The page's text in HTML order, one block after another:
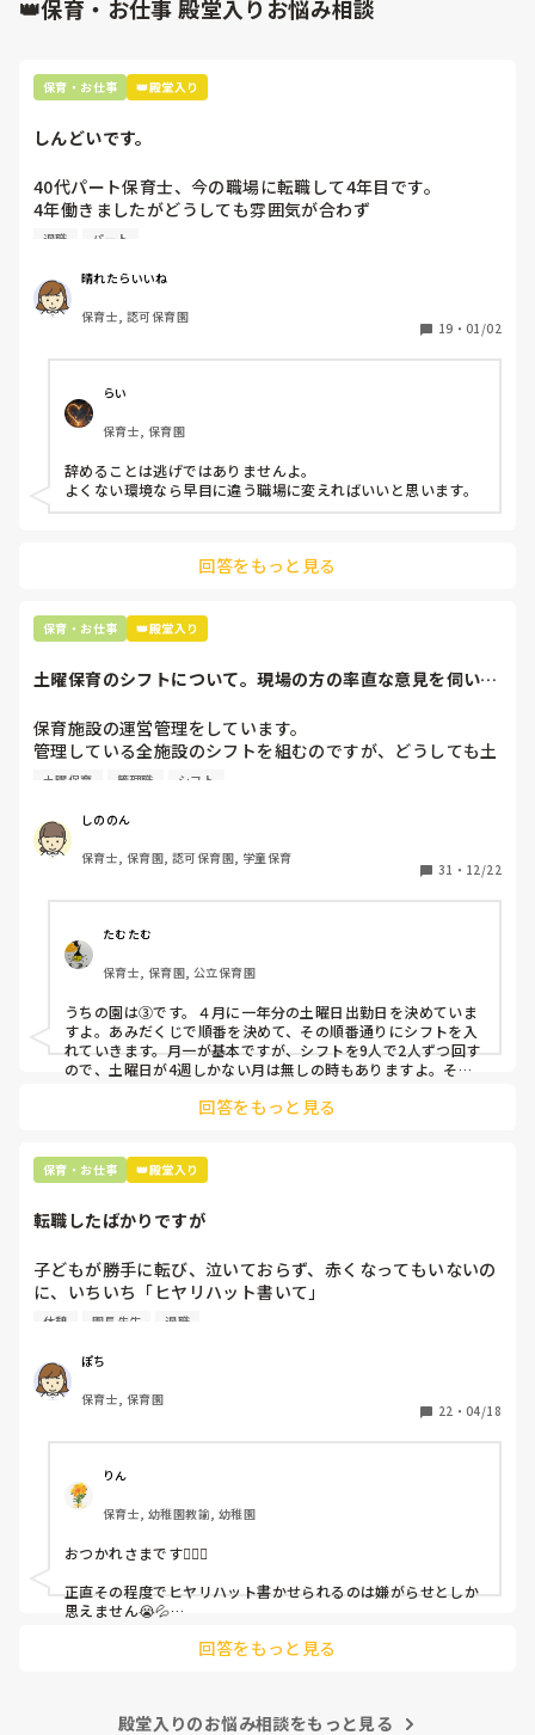
👑保育・お仕事 殿堂入りお悩み相談
保育・お仕事 👑殿堂入り
しんどいです。
40代パート保育士、今の職場に転職して4年目です。
4年働きましたがどうしても雰囲気が合わず
退職しようと思っています。
周りの職員は、勤続10年以上から何十年という先生がほとん
どです。
保護者子どもの愚痴悪口が多く、
今で言う不適切保育も
仕方ないよね
もう何も言わずに
子どもの言いなりになればいいんだね
などいう意見で…
上の先生に相談することは難しそうです。
最後の職場にしようと思っていましたが
辞めることは逃げ、と、過去辞めた人も何年も言われ続けて
います
退職 パート
晴れたらいいね
保育士, 認可保育園
19 ・ 01/02
らい
保育士, 保育園
辞めることは逃げではありませんよ。
よくない環境なら早目に違う職場に変えればいいと思います。
回答をもっと見る
保育・お仕事 👑殿堂入り
土曜保育のシフトについて。現場の方の率直な意見を伺いた
保育施設の運営管理をしています。
管理している全施設のシフトを組むのですが、どうしても土
曜保育だけは入れる方が少なく、いつも苦労しています。
て入職しているはずですが、いざ勤務が始まると一日も土曜
出勤が出来ない方ばかりです。
①土曜日の希望休は2日まで、と制限をかける
②毎月、必ず土曜保育に入ることのできる日を1日だけピッ
クアップしてもらう
③仮シフトが出た時、土曜出勤が難しければ自身で代わりの
人を交渉して見つけてもらう
上記のいずれかの対策を取り入れることを考えています。
土曜保育 管理職 シフト
しののん
保育士, 保育園, 認可保育園, 学童保育
31 ・ 12/22
たむたむ
保育士, 保育園, 公立保育園
うちの園は③です。４月に一年分の土曜日出勤日を決めていま
すよ。あみだくじで順番を決めて、その順番通りにシフトを入
れていきます。月一が基本ですが、シフトを9人で2人ずつ回す
ので、土曜日が4週しかない月は無しの時もありますよ。その
て貰い、主任に報告してます。
回答をもっと見る
保育・お仕事 👑殿堂入り
転職したばかりですが
子どもが勝手に転び、泣いておらず、赤くなってもいないの
に、いちいち「ヒヤリハット書いて」
と書かされ
（そう言う本人は書かない）
しかも、上司に↑この内容でも
ちゃんと考えて対策を練って書き込むようにと。
呼ばれて一緒に対策を考えさせられること多数
これだけで30〜40分拘束されて辛いです
皆さんの園はどうですか?
休憩 園長先生 退職
ぽち
保育士, 保育園
22 ・ 04/18
りん
保育士, 幼稚園教諭, 幼稚園
おつかれさまです🙇🏻‍♀️
正直その程度でヒヤリハット書かせられるのは嫌がらせとしか
思えません😭💦
回答をもっと見る
殿堂入りのお悩み相談をもっと見る